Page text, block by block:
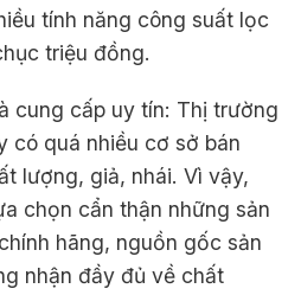
tính năng công suất lọc
triệu đồng.
cung cấp uy tín: Thị trường
có quá nhiều cơ sở bán
lượng, giả, nhái. Vì vậy,
chọn cẩn thận những sản
hãng, nguồn gốc sản
nhận đầy đủ về chất